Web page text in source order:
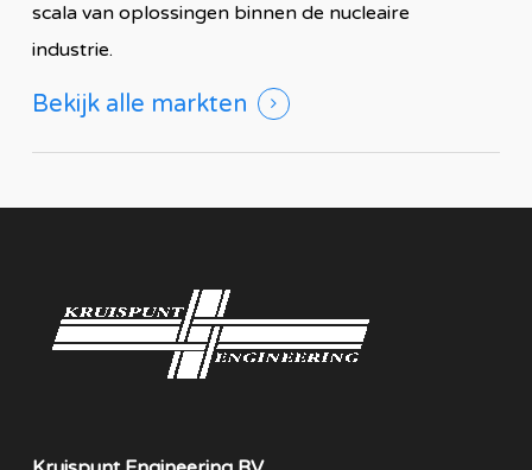
scala van oplossingen binnen de nucleaire
industrie.
Bekijk alle markten